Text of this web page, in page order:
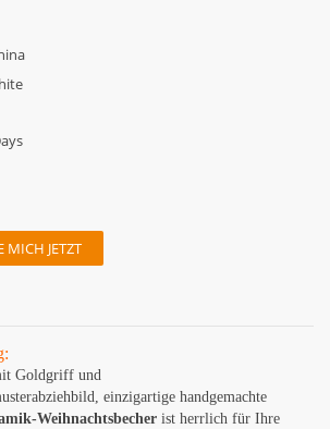
MICH JETZT
Goldgriff und
einzigartige handgemachte
Weihnachtsbecher ist herrlich für Ihre